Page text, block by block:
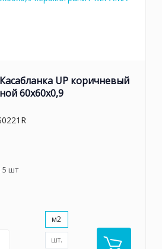
UP коричневый
60x60x0,9
5 шт
м2
шт.